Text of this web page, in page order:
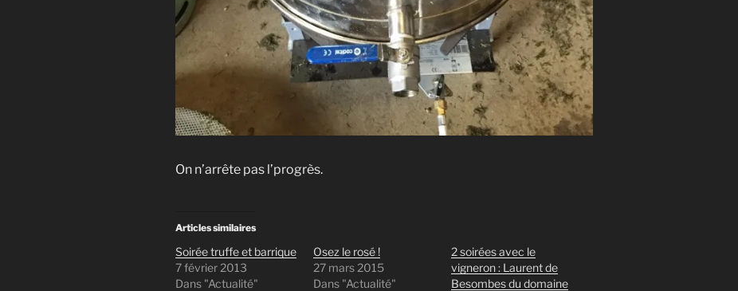
On n’arrête pas l’progrès.
Articles similaires
Soirée truffe et barrique
7 février 2013
Dans "Actualité"
Osez le rosé !
27 mars 2015
Dans "Actualité"
2 soirées avec le
vigneron : Laurent de
Besombes du domaine